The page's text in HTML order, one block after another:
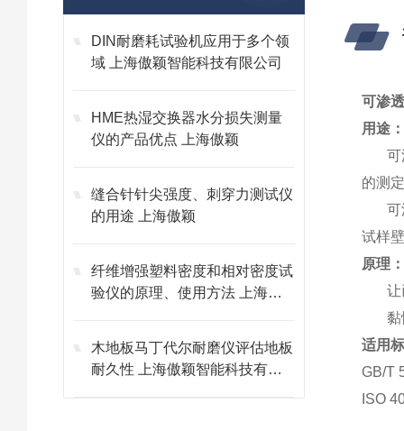
DIN耐磨耗试验机应用于多个领
域 上海傲颖智能科技有限公司
HME热湿交换器水分损失测量
仪的产品优点 上海傲颖
缝合针针尖强度、刺穿力测试仪
的用途 上海傲颖
纤维增强塑料密度和相对密度试
验仪的原理、使用方法 上海傲
木地板马丁代尔耐磨仪评估地板
耐久性 上海傲颖智能科技有限
可渗
用途
的测
试样
原理
让
黏
适用
GB/T
ISO